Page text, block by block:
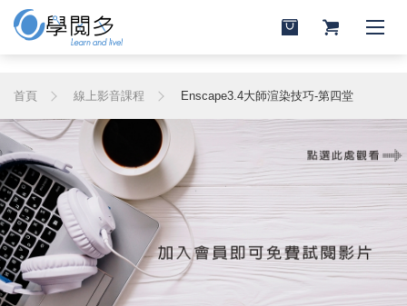
首頁 線上影音課程 Enscape3.4大師渲染技巧-第四堂